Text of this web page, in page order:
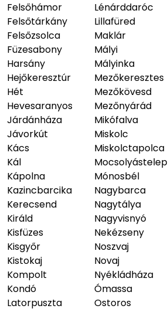
Felsőhámor
Felsőtárkány
Felsőzsolca
Füzesabony
Harsány
Hejőkeresztúr
Hét
Hevesaranyos
Járdánháza
Jávorkút
Kács
Kál
Kápolna
Kazincbarcika
Kerecsend
Királd
Kisfüzes
Kisgyőr
Kistokaj
Kompolt
Kondó
Latorpuszta
Lénárddaróc
Lillafüred
Maklár
Mályi
Mályinka
Mezőkeresztes
Mezőkövesd
Mezőnyárád
Mikófalva
Miskolc
Miskolctapolca
Mocsolyástelep
Mónosbél
Nagybarca
Nagytálya
Nagyvisnyó
Nekézseny
Noszvaj
Novaj
Nyékládháza
Ómassa
Ostoros